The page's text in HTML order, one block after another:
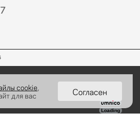
cookie
для вас Согласен
Loading